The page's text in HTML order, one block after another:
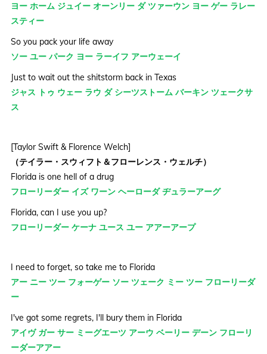
ヨー ホーム ジュイー オーンリー ダ ツァーウン ヨー ゲー ラレー
スティー
So you pack your life away
ソー ユー パーク ヨー ラーイフ アーウェーイ
Just to wait out the shitstorm back in Texas
ジャス トゥ ウェー ラウ ダ シーツストーム バーキン ツェークサ
ス
[Taylor Swift & Florence Welch]
（テイラー・スウィフト＆フローレンス・ウェルチ）
Florida is one hell of a drug
フローリーダー イズ ワーン ヘーローダ ヂュラーアーグ
Florida, can I use you up?
フローリーダー ケーナ ユース ユー アアーアープ
I need to forget, so take me to Florida
アー ニー ツー フォーゲー ソー ツェーク ミー ツー フローリーダ
ー
I've got some regrets, I'll bury them in Florida
アイヴ ガー サー ミーグエーツ アーウ ベーリー デーン フローリ
ーダーアアー